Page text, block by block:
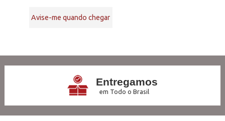
Avise-me quando chegar
Entregamos
em Todo o Brasil